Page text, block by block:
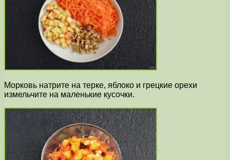
Морковь натрите на терке, яблоко и грецкие орехи
измельчите на маленькие кусочки.